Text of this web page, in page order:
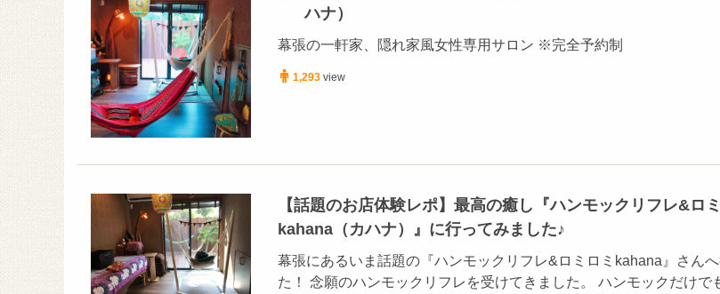
ハナ）
幕張の一軒家、隠れ家風女性専用サロン ※完全予約制
1,293 view
【話題のお店体験レポ】最高の癒し『ハンモックリフレ&ロ
kahana（カハナ）』に行ってみました♪
幕張にあるいま話題の『ハンモックリフレ&ロミロミkahana』さん
た！ 念願のハンモックリフレを受けてきました。 ハンモックだけで